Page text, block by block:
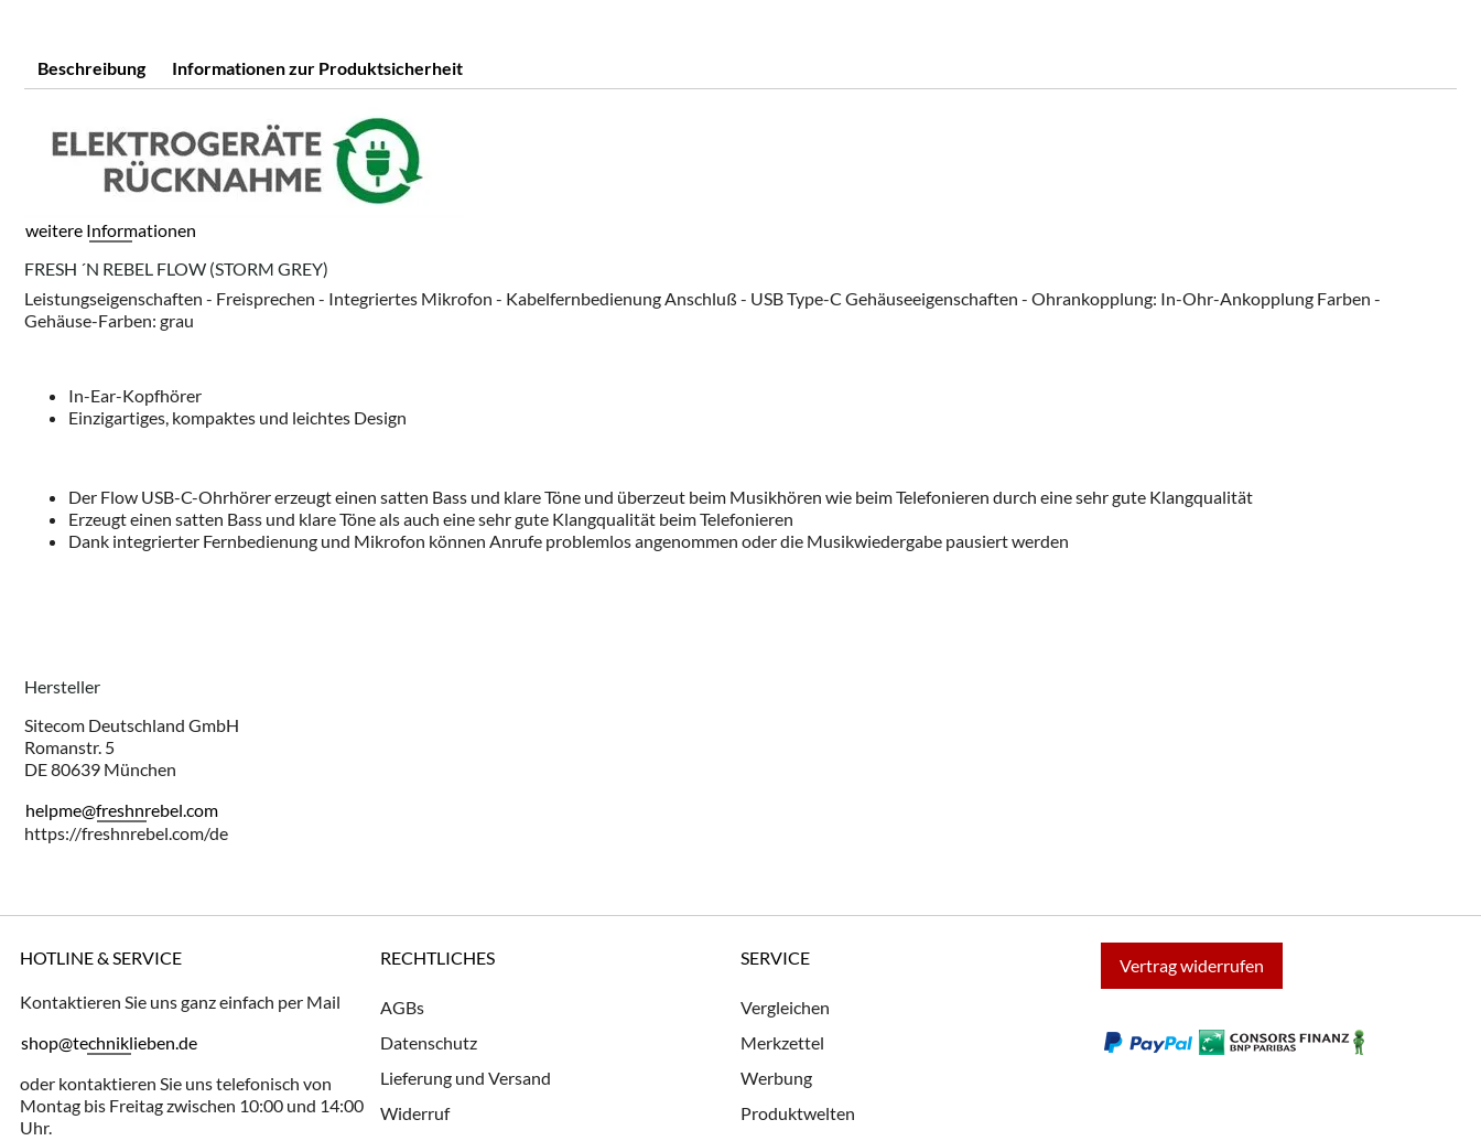
Beschreibung Informationen zur Produktsicherheit
weitere Informationen
FRESH ´N REBEL FLOW (STORM GREY)
Leistungseigenschaften - Freisprechen - Integriertes Mikrofon - Kabelfernbedienung Anschluß - USB Type-C Gehäuseeigenschaften - Ohrankopplung: In-Ohr-Ankopplung Farben -
Gehäuse-Farben: grau
In-Ear-Kopfhörer
Einzigartiges, kompaktes und leichtes Design
Der Flow USB-C-Ohrhörer erzeugt einen satten Bass und klare Töne und überzeut beim Musikhören wie beim Telefonieren durch eine sehr gute Klangqualität
Erzeugt einen satten Bass und klare Töne als auch eine sehr gute Klangqualität beim Telefonieren
Dank integrierter Fernbedienung und Mikrofon können Anrufe problemlos angenommen oder die Musikwiedergabe pausiert werden
Hersteller
Sitecom Deutschland GmbH
Romanstr. 5
DE 80639 München
helpme@freshnrebel.com
https://freshnrebel.com/de
HOTLINE & SERVICE
Kontaktieren Sie uns ganz einfach per Mail
shop@techniklieben.de
oder kontaktieren Sie uns telefonisch von
Montag bis Freitag zwischen 10:00 und 14:00
Uhr.
RECHTLICHES
AGBs
Datenschutz
Lieferung und Versand
Widerruf
SERVICE
Vergleichen
Merkzettel
Werbung
Produktwelten
Vertrag widerrufen